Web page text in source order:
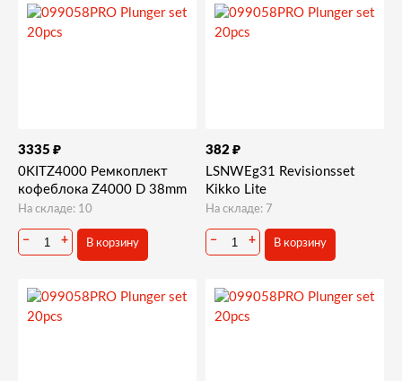
3335 ₽
0KITZ4000 Ремкоплект
кофеблока Z4000 D 38mm
На складе: 10
− + В корзину
382 ₽
LSNWEg31 Revisionsset
Kikko Lite
На складе: 7
− + В корзину